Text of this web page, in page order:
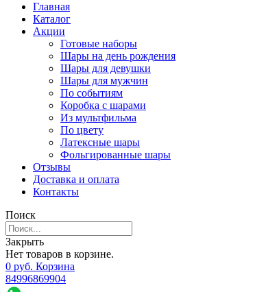
Главная
Каталог
Акции
Готовые наборы
Шары на день рождения
Шары для девушки
Шары для мужчин
По событиям
Коробка с шарами
Из мультфильма
По цвету
Латексные шары
Фольгированные шары
Отзывы
Доставка и оплата
Контакты
Поиск
Закрыть
Нет товаров в корзине.
0 руб. Корзина
84996869904